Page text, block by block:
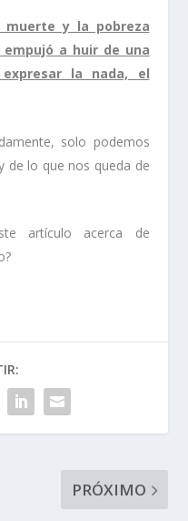
muerte y la pobreza
a huir de una
la nada, el
solo podemos
de lo que nos queda de
artículo acerca de
PRÓXIMO